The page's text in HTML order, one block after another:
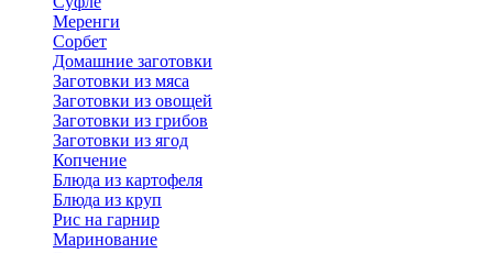
Меренги
Сорбет
Домашние заготовки
Заготовки из мяса
Заготовки из овощей
Заготовки из грибов
Заготовки из ягод
Копчение
Блюда из картофеля
Блюда из круп
Рис на гарнир
Маринование